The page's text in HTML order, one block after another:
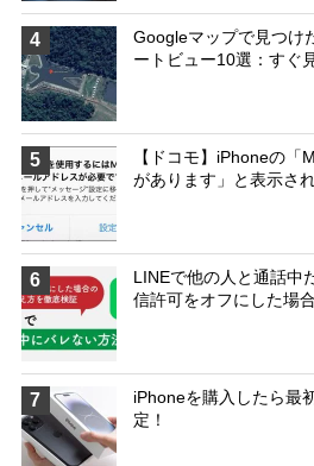
4
Googleマップで見つけ
ートビュー10選：すぐ
5
【ドコモ】iPhoneの「
があります」と表示さ
6
LINEで他の人と通話
信許可をオフにした場
7
iPhoneを購入したら最
定！